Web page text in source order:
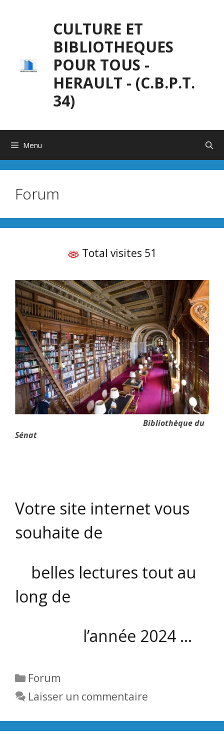
CULTURE ET
BIBLIOTHEQUES
POUR TOUS -
HERAULT - (C.B.P.T.
34)
Menu
Forum
Total visites 51
Bibliothèque du
Sénat
Votre site internet vous
souhaite de
belles lectures tout au
long de
l’année 2024 …
Catégories
Forum
Laisser un commentaire